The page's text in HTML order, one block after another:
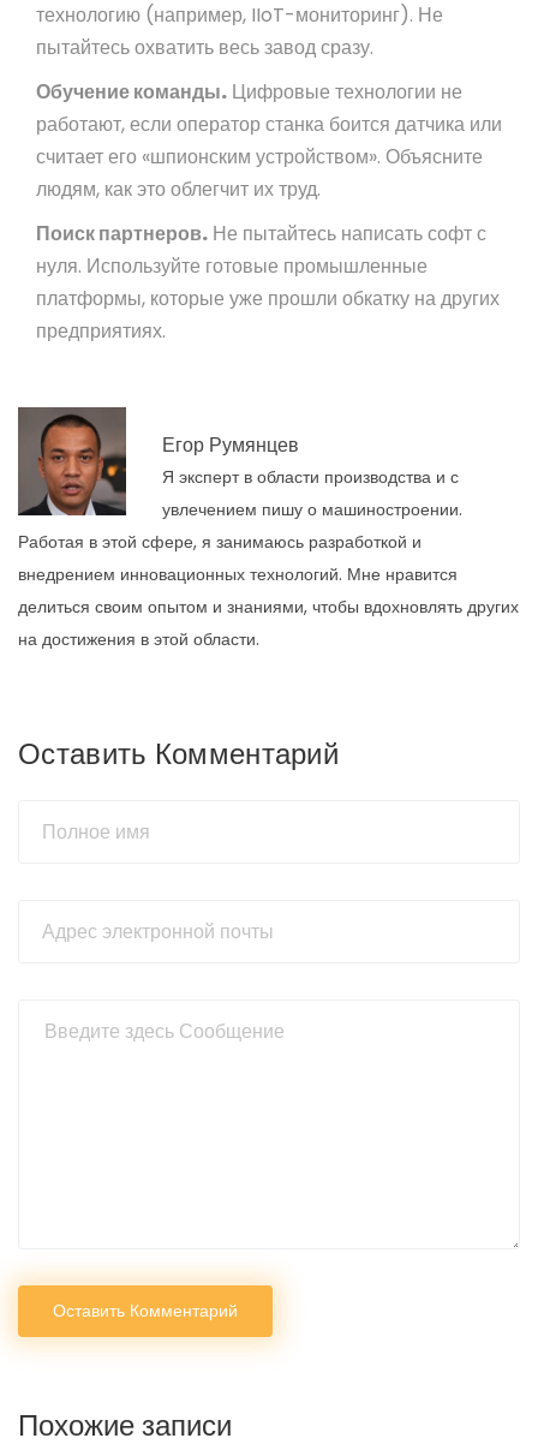
технологию (например, IIoT-мониторинг). Не
пытайтесь охватить весь завод сразу.
Обучение команды. Цифровые технологии не
работают, если оператор станка боится датчика или
считает его «шпионским устройством». Объясните
людям, как это облегчит их труд.
Поиск партнеров. Не пытайтесь написать софт с
нуля. Используйте готовые промышленные
платформы, которые уже прошли обкатку на других
предприятиях.
Егор Румянцев
Я эксперт в области производства и с
увлечением пишу о машиностроении.
Работая в этой сфере, я занимаюсь разработкой и
внедрением инновационных технологий. Мне нравится
делиться своим опытом и знаниями, чтобы вдохновлять других
на достижения в этой области.
Оставить Комментарий
Оставить Комментарий
Похожие записи